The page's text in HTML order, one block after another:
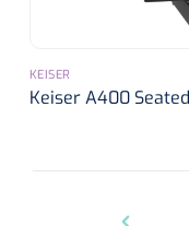
KEISER
Keiser A400